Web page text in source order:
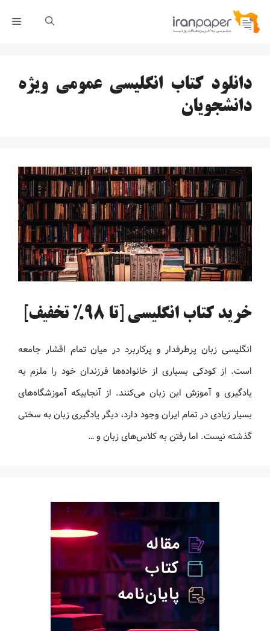
پرش
دانلود کتاب انگلیسی عمومی ویژه
دانشجویان
خرید کتاب انگلیسی [تا 98% تخفیف]
انگلیسی زبان پرطرفدار و پرکاربرد در میان تمام اقشار جامعه
است. از کودکی بسیاری از خانواده‌ها فرزندان خود را ملزم به
یادگیری و آموزش این زبان می‌کنند. از آنجاییکه آموزشگاه‌های
بسیار زیادی در تمام ایران وجود دارد، دیگر یادگیری زبان به سختی
گذشته نیست. اما رفتن به کلاس‌های زبان و …